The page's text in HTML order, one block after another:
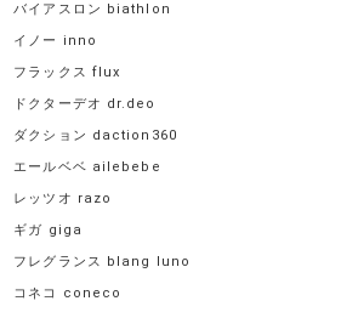
バイアスロン biathlon
イノー inno
フラックス flux
ドクターデオ dr.deo
ダクション daction360
エールベベ ailebebe
レッツオ razo
ギガ giga
フレグランス blang luno
コネコ coneco